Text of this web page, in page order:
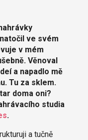
ve svém
v mém
Věnoval
a napadlo mě
Tu za sklem.
doma oni?
studia
.
a tučně